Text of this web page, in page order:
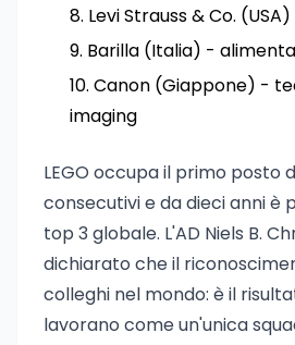
Levi Strauss & Co.
Barilla (Italia) -
Canon (Giappone) -
imaging
LEGO occupa il primo posto
consecutivi e da dieci anni è
top 3 globale. L'AD Niels B.
dichiarato che il
colleghi nel mondo: è il
lavorano come un'unica